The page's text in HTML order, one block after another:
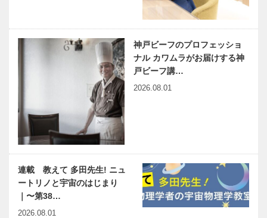
神戸ビーフのプロフェッショ
ナル カワムラがお届けする神
戸ビーフ講…
2026.08.01
連載 教えて 多田先生! ニュ
ートリノと宇宙のはじまり
｜〜第38…
2026.08.01